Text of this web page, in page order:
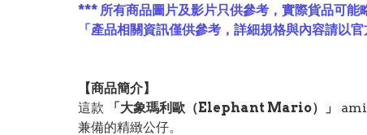
*** 所有商品圖片及影片只供參考，實際貨品可能
「產品相關資訊僅供參考，詳細規格與內容請以
【商品簡介】
這款
「大象瑪利歐（Elephant Mario）」
兼備的精緻公仔。